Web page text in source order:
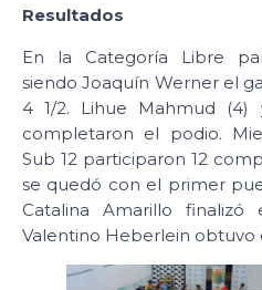
Resultados
En la Categoría Libre
siendo Joaquín Werner el
4 1/2. Lihue Mahmud (4)
completaron el podio.
Sub 12 participaron 12
se quedó con el primer
Catalina Amarillo
Valentino Heberlein obtuvo